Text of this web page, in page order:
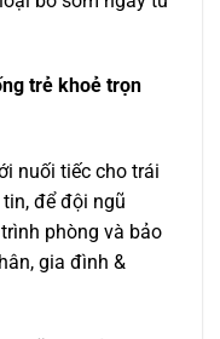
trẻ khoẻ trọn
nuối tiếc cho trái
để đội ngũ
phòng và bảo
gia đình &